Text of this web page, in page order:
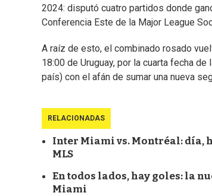
2024: disputó cuatro partidos donde
Conferencia Este de la Major League
A raíz de esto, el combinado rosado
18:00 de Uruguay, por la cuarta fecha de
país) con el afán de sumar una nueva
RELACIONADAS
Inter Miami vs. Montréal: día,
MLS
En todos lados, hay goles: la
Miami